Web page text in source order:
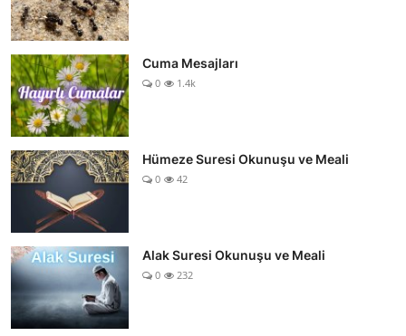
Cuma Mesajları
0 1.4k
Hümeze Suresi Okunuşu ve Meali
0 42
Alak Suresi Okunuşu ve Meali
0 232